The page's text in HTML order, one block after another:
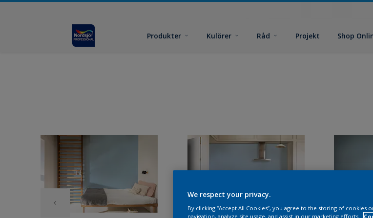
Produkter Kulörer Råd Projekt Shop
We respect your privacy.
By clicking “Accept All Cookies”, you agree to the storing of cookies
navigation, analyze site usage, and assist in our marketing efforts.